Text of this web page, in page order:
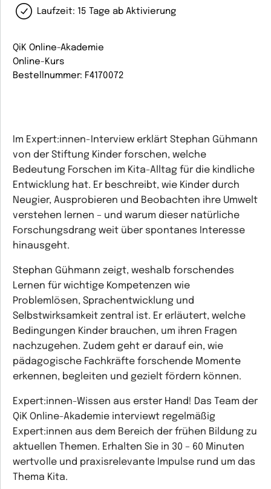
Laufzeit: 15 Tage ab Aktivierung
QiK Online-Akademie
Online-Kurs
Bestellnummer: F4170072
Im Expert:innen-Interview erklärt Stephan Gühmann
von der Stiftung Kinder forschen, welche
Bedeutung Forschen im Kita-Alltag für die kindliche
Entwicklung hat. Er beschreibt, wie Kinder durch
Neugier, Ausprobieren und Beobachten ihre Umwelt
verstehen lernen – und warum dieser natürliche
Forschungsdrang weit über spontanes Interesse
hinausgeht.
Stephan Gühmann zeigt, weshalb forschendes
Lernen für wichtige Kompetenzen wie
Problemlösen, Sprachentwicklung und
Selbstwirksamkeit zentral ist. Er erläutert, welche
Bedingungen Kinder brauchen, um ihren Fragen
nachzugehen. Zudem geht er darauf ein, wie
pädagogische Fachkräfte forschende Momente
erkennen, begleiten und gezielt fördern können.
Expert:innen-Wissen aus erster Hand! Das Team der
QiK Online-Akademie interviewt regelmäßig
Expert:innen aus dem Bereich der frühen Bildung zu
aktuellen Themen. Erhalten Sie in 30 – 60 Minuten
wertvolle und praxisrelevante Impulse rund um das
Thema Kita.